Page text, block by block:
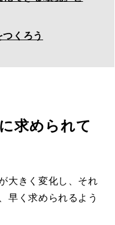
つくろう
求められて
大きく変化し、それ
早く求められるよう